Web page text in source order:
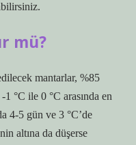
mü?
mantarlar, %85
1 °C ile 0 °C arasında en
4-5 gün ve 3 °C’de
altına da düşerse